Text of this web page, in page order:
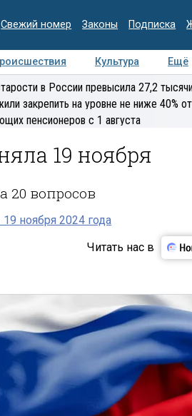
Свежий номер Законы Подписка
Культура Ещё
Интервью Колумнисты
в России превысила 27,2
закрепить на уровне не ниже 40%
пенсионеров с 1 августа
19 ноября
20 вопросов
ноября 2024 года
Читать нас в